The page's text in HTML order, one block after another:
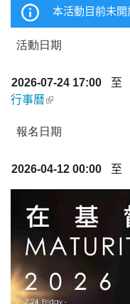
本活動目前未開
活動日期
2026-07-24 17:00 至
行事曆
報名日期
2026-04-12 00:00 至